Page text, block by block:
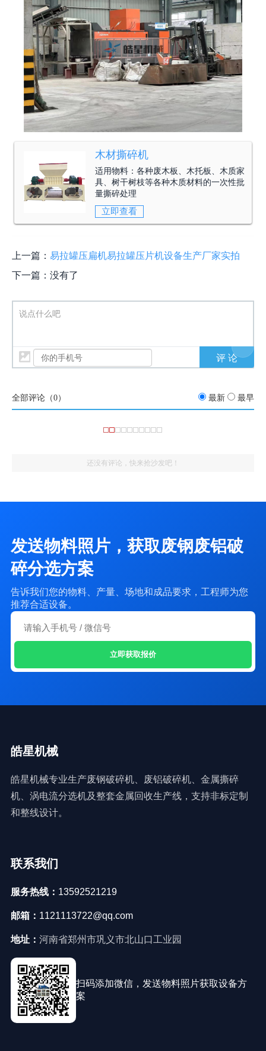
木材撕碎机
适用物料：各种废木板、木托板、木质家
具、树干树枝等各种木质材料的一次性批
量撕碎处理
立即查看
上一篇： 易拉罐压扁机易拉罐压片机设备生产厂家实拍
下一篇：没有了
说点什么吧
全部评论（0） 最新 最早
还没有评论，快来抢沙发吧！
发送物料照片，获取废钢废铝破
碎分选方案
告诉我们您的物料、产量、场地和成品要求，工程师为您
推荐合适设备。
立即获取报价
皓星机械
皓星机械专业生产废钢破碎机、废铝破碎机、金属撕碎
机、涡电流分选机及整套金属回收生产线，支持非标定制
和整线设计。
联系我们
服务热线： 13592521219
邮箱： 1121113722@qq.com
地址： 河南省郑州市巩义市北山口工业园
扫码添加微信，发送物料照片获取设备方
案